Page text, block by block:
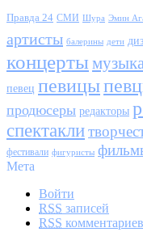
Правда 24 СМИ Шура Эмин
артисты балерины дети
концерты музыка
певец певицы
продюсеры редакторы
спектакли
фестивали фигуристы
Мета
Войти
RSS записей
RSS комментариев